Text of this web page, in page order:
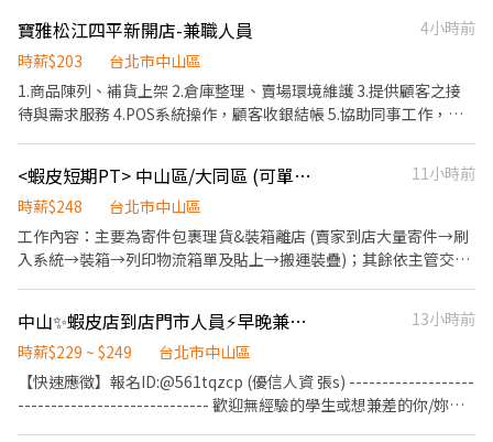
時間排班 早上10:00~22:00 一天排班8小時為主 [薪資]200起$ (依經
驗核薪) 有銷售經驗加分 *需穿著黑衣黑褲黑鞋*
寶雅松江四平新開店-兼職人員
4小時前
時薪$203
台北市中山區
1.商品陳列、補貨上架 2.倉庫整理、賣場環境維護 3.提供顧客之接
待與需求服務 4.POS系統操作，顧客收銀結帳 5.協助同事工作，完
<蝦皮短期PT> 中山區/大同區 (可單天報名)
11小時前
時薪$248
台北市中山區
工作內容：主要為寄件包裹理貨&裝箱離店 (賣家到店大量寄件→刷
入系統→裝箱→列印物流箱單及貼上→搬運裝疊)；其餘依主管交辦
中山區農安街166號1樓 需跑點: 大同歸綏 大同靜修 大同萬全 大同圓
環 大同西寧北 大同延二 大同寧夏 大同長慶 中山農安 中山下埤 中山
五常 中山行天宮 中山中原 中山吉林二 中山新壽 中山晴光 中山天祥
中山中吉 中山中安 中山錦州 中山四平 中山新福 中山錦北 中山新中
中山✨蝦皮店到店門市人員⚡早晚兼職##教育訓練皆有薪#無經驗可#可預支✨
13小時前
時薪$229 ~ $249
台北市中山區
【快速應徵】報名ID:@561tqzcp (優信人資 張s) -------------------
----------------------------- 歡迎無經驗的學生或想兼差的你/妳加